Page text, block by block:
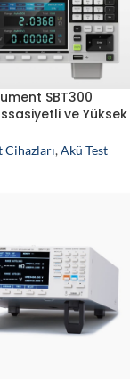
SBT300
ve Yüksek
Cihazları,Akü Test